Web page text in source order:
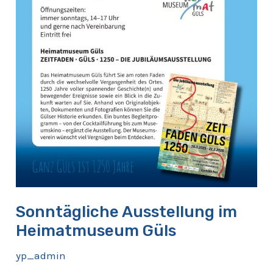
Sonntägliche Ausstellung im
Heimatmuseum Güls
yp_admin
Heimatmuseum